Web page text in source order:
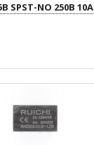
SPST-NO 250В 10А